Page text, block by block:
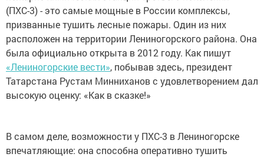
(ПХС-3) - это самые мощные в России комплексы,
призванные тушить лесные пожары. Один из них
расположен на территории Лениногорского района. Она
была официально открыта в 2012 году. Как пишут
«Лениногорские вести», побывав здесь, президент
Татарстана Рустам Минниханов с удовлетворением дал
высокую оценку: «Как в сказке!»
В самом деле, возможности у ПХС-3 в Лениногорске
впечатляющие: она способна оперативно тушить